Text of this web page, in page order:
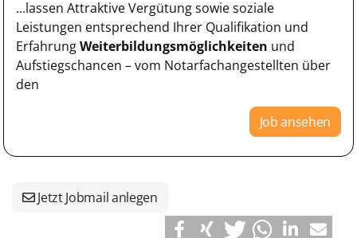
...lassen Attraktive Vergütung sowie soziale
Leistungen entsprechend Ihrer Qualifikation und
ErfahrungWeiterbildungsmöglichkeiten und
Aufstiegschancen – vom Notarfachangestellten über
den
Job ansehen
Jetzt Jobmail anlegen